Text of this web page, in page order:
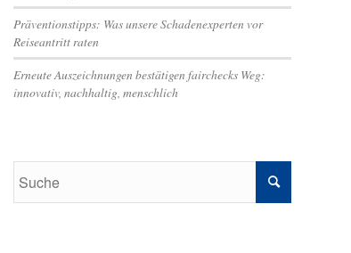
Präventionstipps: Was unsere Schadenexperten vor
Reiseantritt raten
Erneute Auszeichnungen bestätigen fairchecks Weg:
innovativ, nachhaltig, menschlich